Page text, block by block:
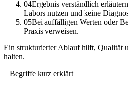
04Ergebnis verständlich
Labors nutzen und keine
05Bei auffälligen Werten oder
Praxis verweisen.
Ein strukturierter Ablauf hilft, Qualität
halten.
Begriffe kurz erklärt